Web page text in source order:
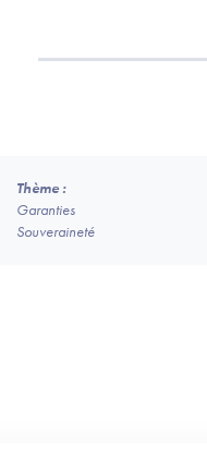
Thème :
Garanties
Souveraineté